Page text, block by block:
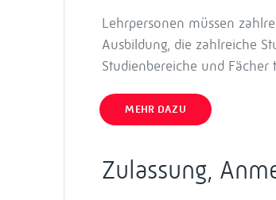
Lehrpersonen müssen
Ausbildung, die zahlreiche
Studienbereiche und
MEHR DAZU
Zulassung,